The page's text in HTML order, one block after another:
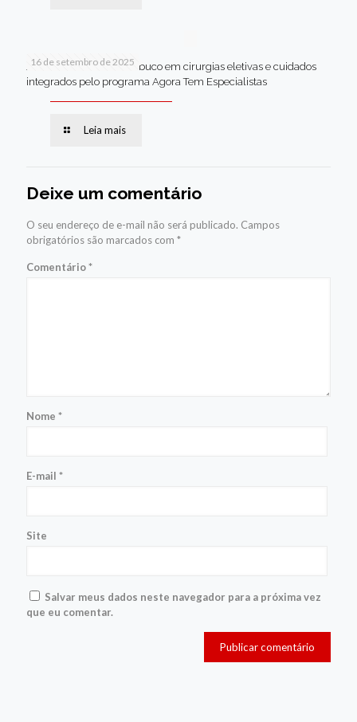
16 de setembro de 2025
Jaboatão lidera Pernambuco em cirurgias eletivas e cuidados
integrados pelo programa Agora Tem Especialistas
Leia mais
Deixe um comentário
O seu endereço de e-mail não será publicado. Campos
obrigatórios são marcados com *
Comentário*
Nome *
E-mail *
Site
Salvar meus dados neste navegador para a próxima vez
que eu comentar.